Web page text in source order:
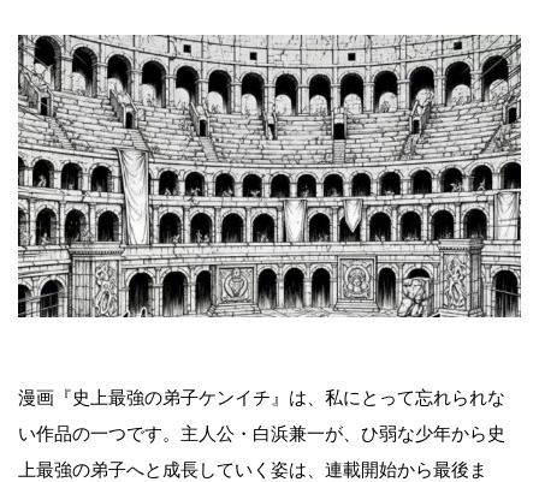
漫画『史上最強の弟子ケンイチ』は、私にとって忘れられな
い作品の一つです。主人公・白浜兼一が、ひ弱な少年から史
上最強の弟子へと成長していく姿は、連載開始から最後ま